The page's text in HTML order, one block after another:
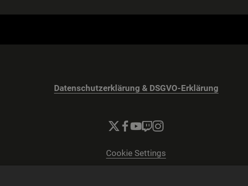
Datenschutzerklärung & DSGVO-Erklärung
Cookie Settings